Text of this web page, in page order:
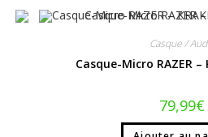
Casque /
Casque-Micro RAZER –
79,99€